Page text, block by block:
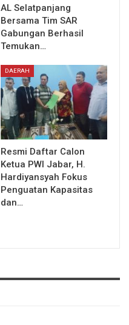
AL Selatpanjang
Bersama Tim SAR
Gabungan Berhasil
Temukan…
DAERAH
Resmi Daftar Calon
Ketua PWI Jabar, H.
Hardiyansyah Fokus
Penguatan Kapasitas
dan…